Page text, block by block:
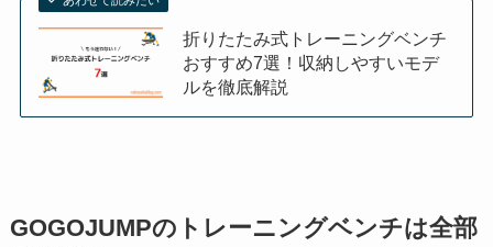
折りたたみ式トレーニングベンチ
おすすめ7選！収納しやすいモデ
ルを徹底解説
GOGOJUMPのトレーニングベンチは全部